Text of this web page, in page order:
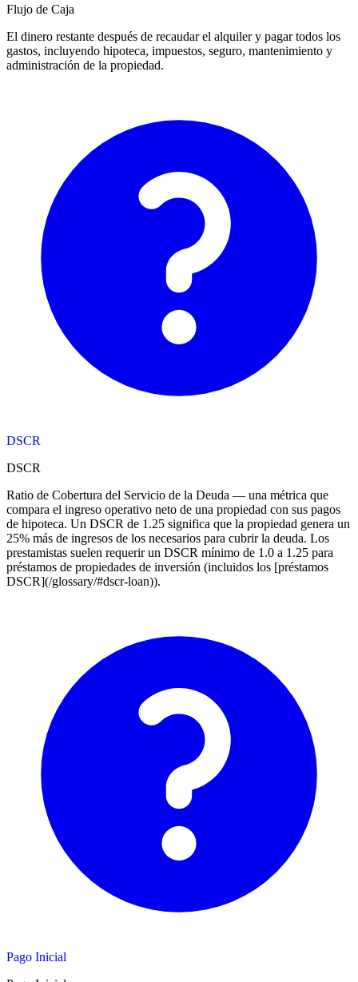
Flujo de Caja
El dinero restante después de recaudar el alquiler y pagar todos los
gastos, incluyendo hipoteca, impuestos, seguro, mantenimiento y
administración de la propiedad.
DSCR
DSCR
Ratio de Cobertura del Servicio de la Deuda — una métrica que
compara el ingreso operativo neto de una propiedad con sus pagos
de hipoteca. Un DSCR de 1.25 significa que la propiedad genera un
25% más de ingresos de los necesarios para cubrir la deuda. Los
prestamistas suelen requerir un DSCR mínimo de 1.0 a 1.25 para
préstamos de propiedades de inversión (incluidos los [préstamos
DSCR](/glossary/#dscr-loan)).
Pago Inicial